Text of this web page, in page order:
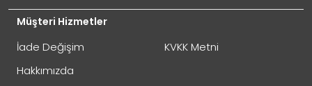
Müşteri Hizmetler
İade Değişim
Hakkımızda
KVKK Metni